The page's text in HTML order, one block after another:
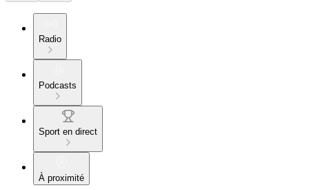
Radio
Podcasts
Sport en direct
À proximité